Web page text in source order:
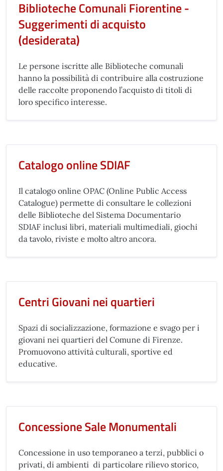
Biblioteche Comunali Fiorentine -
Suggerimenti di acquisto
(desiderata)
Le persone iscritte alle Biblioteche comunali
hanno la possibilità di contribuire alla costruzione
delle raccolte proponendo l’acquisto di titoli di
loro specifico interesse.
Catalogo online SDIAF
Il catalogo online OPAC (Online Public Access
Catalogue) permette di consultare le collezioni
delle Biblioteche del Sistema Documentario
SDIAF inclusi libri, materiali multimediali, giochi
da tavolo, riviste e molto altro ancora.
Centri Giovani nei quartieri
Spazi di socializzazione, formazione e svago per i
giovani nei quartieri del Comune di Firenze.
Promuovono attività culturali, sportive ed
educative.
Concessione Sale Monumentali
Concessione in uso temporaneo a terzi, pubblici o
privati, di ambienti di particolare rilievo storico,